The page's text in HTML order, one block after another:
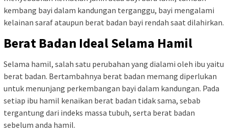
kembang bayi dalam kandungan terganggu, bayi mengalami
kelainan saraf ataupun berat badan bayi rendah saat dilahirkan.
Berat Badan Ideal Selama Hamil
Selama hamil, salah satu perubahan yang dialami oleh ibu yaitu
berat badan. Bertambahnya berat badan memang diperlukan
untuk menunjang perkembangan bayi dalam kandungan. Pada
setiap ibu hamil kenaikan berat badan tidak sama, sebab
tergantung dari indeks massa tubuh, serta berat badan
sebelum anda hamil.